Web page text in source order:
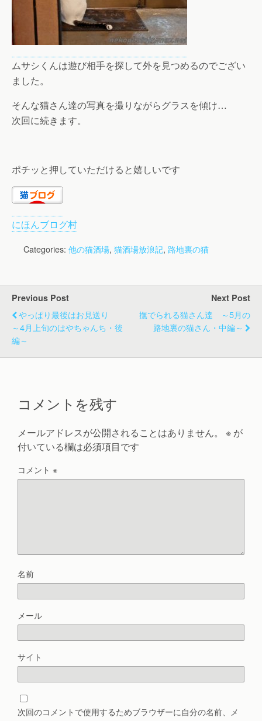
ムサシくんは遊び相手を探して外を見つめるのでござい
ました。
そんな猫さん達の写真を撮りながらグラスを傾け…
次回に続きます。
ポチッと押していただけると嬉しいです
にほんブログ村
Categories: 他の猫酒場, 猫酒場放浪記, 路地裏の猫
Previous Post
やっぱり最後はお見送り
～4月上旬のはやちゃんち・後
編～
Next Post
撫でられる猫さん達 ～5月の
路地裏の猫さん・中編～
コメントを残す
メールアドレスが公開されることはありません。 ※ が
付いている欄は必須項目です
コメント ※
名前
メール
サイト
次回のコメントで使用するためブラウザーに自分の名前、メ